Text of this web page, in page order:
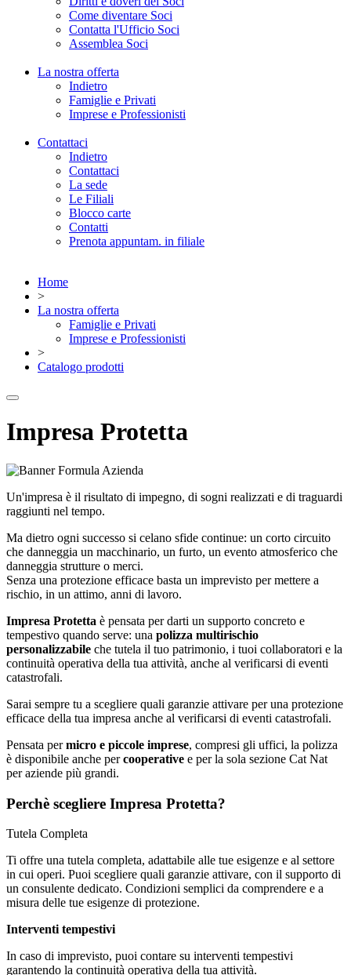
Come diventare Soci
Contatta l'Ufficio Soci
Assemblea Soci
La nostra offerta
Indietro
Famiglie e Privati
Imprese e Professionisti
Contattaci
Indietro
Contattaci
La sede
Le Filiali
Blocco carte
Contatti
Prenota appuntam. in filiale
Home
>
La nostra offerta
Famiglie e Privati
Imprese e Professionisti
>
Catalogo prodotti
Impresa Protetta
Un'impresa è il risultato di impegno, di sogni realizzati e di traguardi
raggiunti nel tempo.
Ma dietro ogni successo si celano sfide continue: un corto circuito
che danneggia un macchinario, un furto, un evento atmosferico che
danneggia strutture o merci.
Senza una protezione efficace basta un imprevisto per mettere a
rischio, in un attimo, anni di lavoro.
Impresa Protetta è pensata per darti un supporto concreto e
tempestivo quando serve: una polizza multirischio
personalizzabile che tutela il tuo patrimonio, i tuoi collaboratori e la
continuità operativa della tua attività, anche al verificarsi di eventi
catastrofali.
Sarai sempre tu a scegliere quali garanzie attivare per una protezione
efficace della tua impresa anche al verificarsi di eventi catastrofali.
Pensata permicro e piccole imprese, compresi gli uffici, la polizza
è disponibile anche percooperative e per la sola sezione Cat Nat
per aziende più grandi.
Perchè scegliere Impresa Protetta?
Tutela Completa
Ti offre una tutela completa, adattabile alle tue esigenze e al settore
in cui operi. Puoi scegliere quali garanzie attivare, con il supporto di
un consulente dedicato. Condizioni semplici da comprendere e a
misura delle tue esigenze di protezione.
Interventi tempestivi
In caso di imprevisto, puoi contare su interventi tempestivi
garantendo la continuità operativa della tua attività.